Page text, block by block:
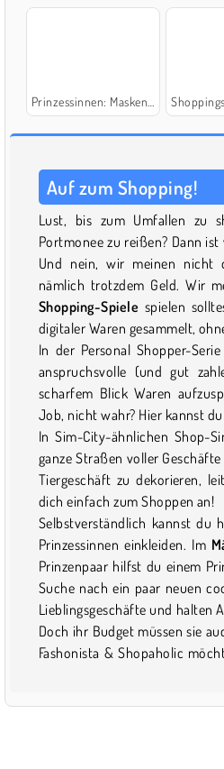
Prinzessinnen: Maskenball
Auf zum Shopping!
Lust, bis zum Umfallen zu
Portmonee zu reißen? Dann
Und nein, wir meinen nicht
nämlich trotzdem Geld. Wir
Shopping-Spiele spielen
digitaler Waren gesammelt,
In der Personal Shopper-
anspruchsvolle (und gut
scharfem Blick Waren
Job, nicht wahr? Hier kannst
In Sim-City-ähnlichen Shop-
ganze Straßen voller
Tiergeschäft zu dekorieren,
dich einfach zum Shoppen an!
Selbstverständlich kannst du
Prinzessinnen einkleiden. Im
Prinzenpaar hilfst du einem
Suche nach ein paar neuen
Lieblingsgeschäfte und halten
Doch ihr Budget müssen sie
Fashonista & Shopaholic